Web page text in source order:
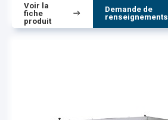
Voir la
fiche
produit
Demande de
renseignements